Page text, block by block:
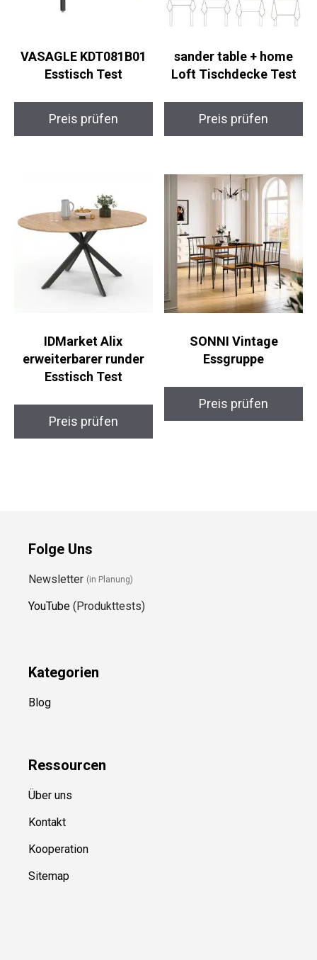
VASAGLE KDT081B01
Esstisch Test
Preis prüfen
sander table + home
Loft Tischdecke Test
Preis prüfen
IDMarket Alix
erweiterbarer runder
Esstisch Test
Preis prüfen
SONNI Vintage
Essgruppe
Preis prüfen
Folge Uns
Newsletter (in Planung)
YouTube (Produkttests)
Kategorien
Blog
Ressourcen
Über uns
Kontakt
Kooperation
Sitemap